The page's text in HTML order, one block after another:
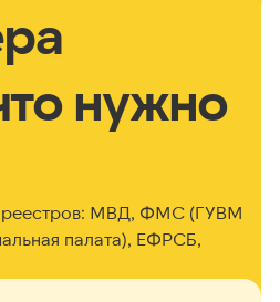
нужно
реестров: МВД, ФМС (ГУВМ
палата), ЕФРСБ,